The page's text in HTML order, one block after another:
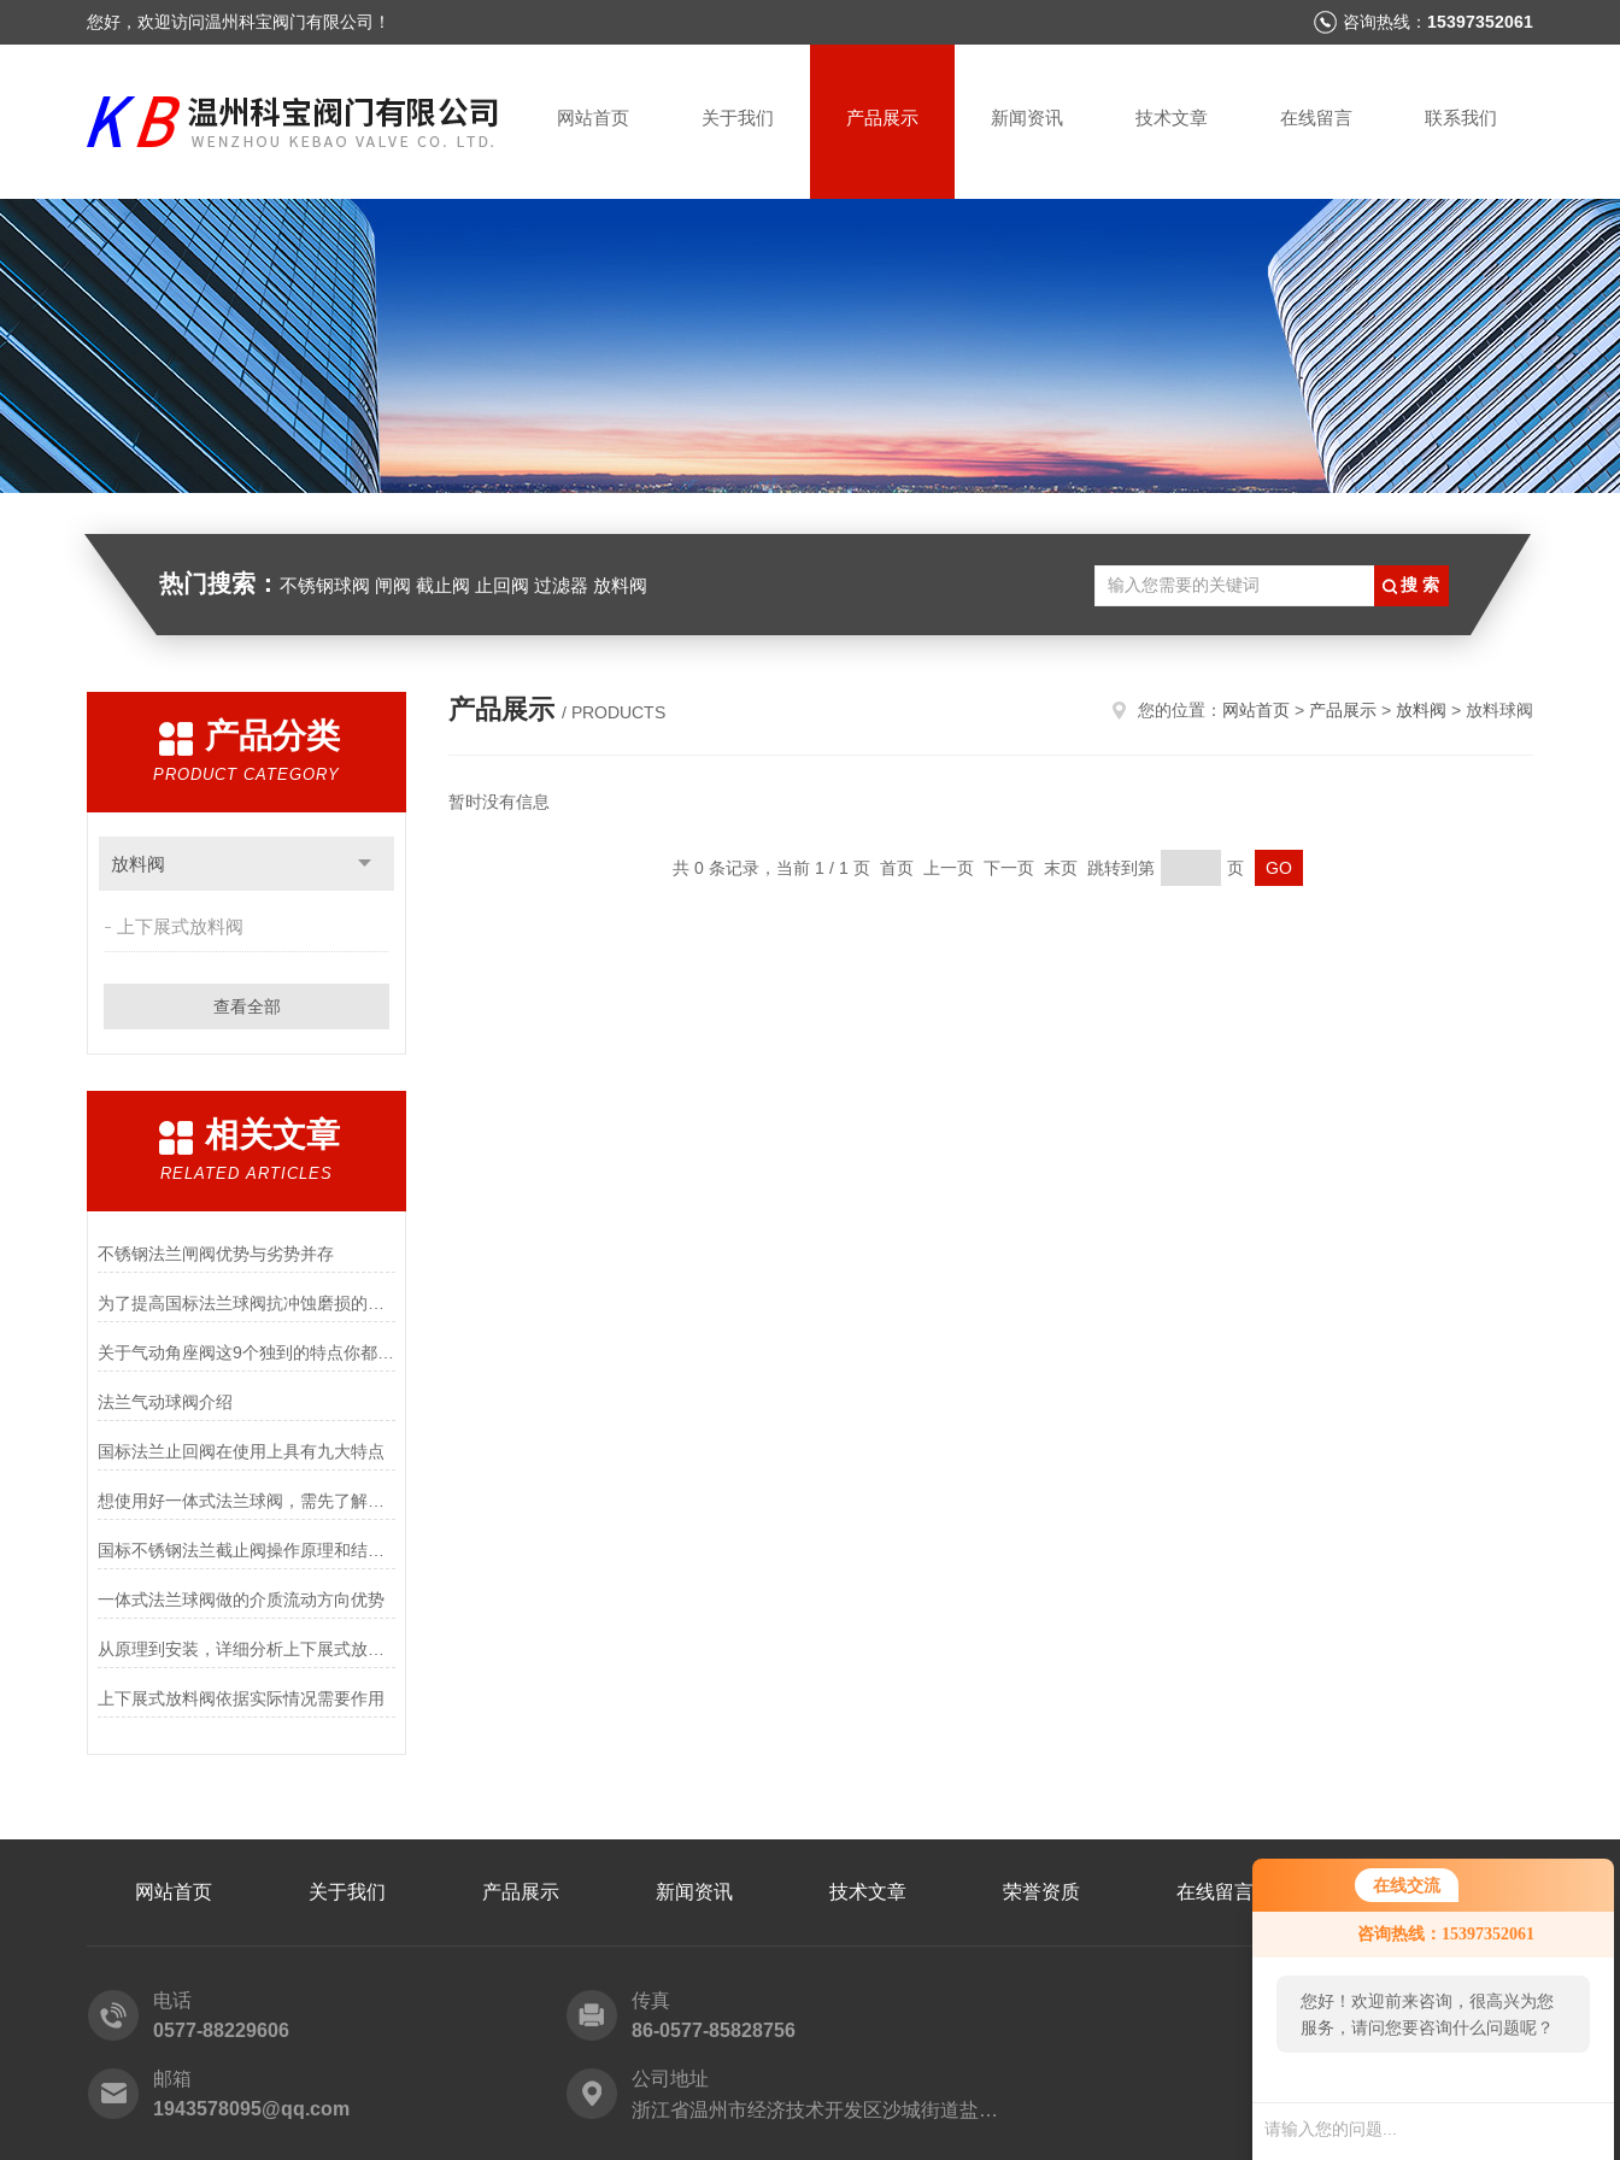
在线交流
咨询热线：15397352061
您好！欢迎前来咨询，很高兴为您
服务，请问您要咨询什么问题呢？
您好，欢迎访问温州科宝阀门有限公司！ 咨询热线： 15397352061
网站首页 关于我们 产品展示 新闻资讯 技术文章 在线留言 联系我们
热门搜索： 不锈钢球阀 闸阀 截止阀 止回阀 过滤器 放料阀
产品分类
PRODUCT CATEGORY
放料阀
上下展式放料阀
查看全部
相关文章
RELATED ARTICLES
不锈钢法兰闸阀优势与劣势并存
关于气动角座阀这9个独到的特点你都清楚吗？
法兰气动球阀介绍
国标法兰止回阀在使用上具有九大特点
想使用好一体式法兰球阀，需先了解它的优点
国标不锈钢法兰截止阀操作原理和结构说明
一体式法兰球阀做的介质流动方向优势
从原理到安装，详细分析上下展式放料阀
上下展式放料阀依据实际情况需要作用
产品展示 / PRODUCTS 您的位置： 网站首页 > 产品展示 > 放料阀 > 放料球阀
暂时没有信息
共 0 条记录，当前 1 / 1 页 首页 上一页 下一页 末页 跳转到第 页
网站首页 关于我们 产品展示 新闻资讯 技术文章 荣誉资质 在线留言 联系我们
电话
0577-88229606
传真
86-0577-85828756
邮箱
1943578095@qq.com
公司地址
浙江省温州市经济技术开发区沙城街道盐灶路
码